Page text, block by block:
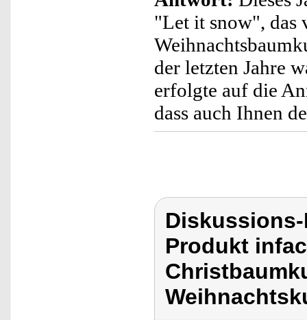
"Let it snow", das
der letzten Jahre
erfolgte auf die
dass auch Ihnen
Produkt